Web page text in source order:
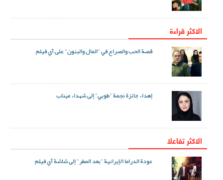
الاكثر قراءة
قصة الحب والصراع في "المال والبنون" على آي فيلم
إهداء جائزة نجمة "طوبي" إلى شهداء ميناب
الاکثر تفاعلا
عودة الدراما الإيرانية "بعد المطر" إلى شاشة آي فيلم